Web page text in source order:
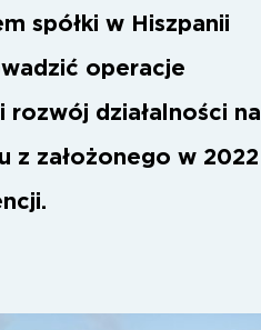
spółki w Hiszpanii
operacje
działalności na
z założonego w 2022